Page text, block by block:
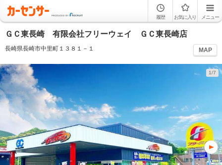
履歴 お気に入り メニュー
ＧＣ東長崎 有限会社フリーウェイ ＧＣ東長崎店
長崎県長崎市中里町１３８１－１ MAP
1/7